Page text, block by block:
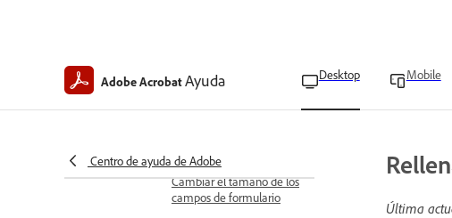
Adobe AcrobatAyuda Desktop Mobile
Centro de ayuda de Adobe
Copiar campos de
formulario
Cambiar el tamaño de los
campos de formulario
Última